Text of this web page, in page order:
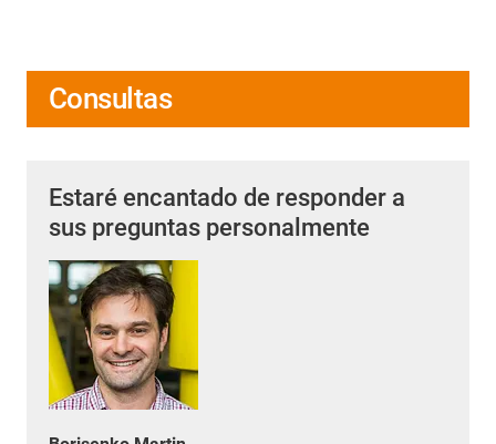
Consultas
Estaré encantado de responder a
sus preguntas personalmente